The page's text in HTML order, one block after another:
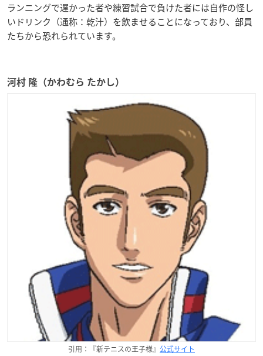
ランニングで遅かった者や練習試合で負けた者には自作の怪し
いドリンク（通称：乾汁）を飲ませることになっており、部員
たちから恐れられています。
河村 隆（かわむら たかし）
引用：『新テニスの王子様』 公式サイト